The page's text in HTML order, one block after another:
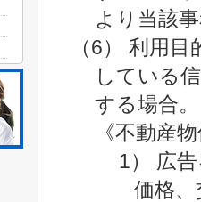
より当該
（6） 利用
している
する場合。
《不動産
1） 広
価格